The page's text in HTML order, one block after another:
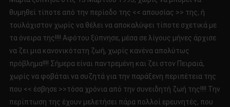
θυμηθεί τίποτε από την περίοδο της << απουσίας >> της, ή
τουλάχιστον χωρίς να θέλει να αποκαλύψει τίποτε σχετικά με
τα όνειρα της!!!! Αφότου ξύπνησε, μέσα σε λίγους μήνες άρχισε
να ζει μια κανονικότατη ζωή, χωρίς κανένα απολύτως
πρόβλημα!!!! Σήμερα είναι παντρεμένη και ζει στον Πειραιά,
χωρίς να φοβάται να συζητά για την παράξενη περιπέτεια της
που << έσβησε >>τόσα χρόνια από την συνειδητή ζωή της!!!! Την
περίπτωση της έχουν μελετήσει πάρα πολλοί ερευνητές, που